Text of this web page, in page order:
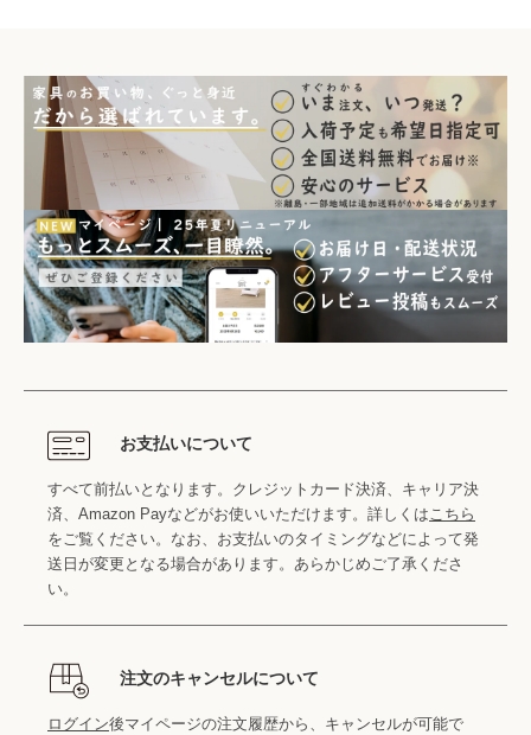
お支払いについて
すべて前払いとなります。クレジットカード決済、キャリア決
済、Amazon Payなどがお使いいただけます。詳しくはこちら
をご覧ください。なお、お支払いのタイミングなどによって発
送日が変更となる場合があります。あらかじめご了承くださ
い。
注文のキャンセルについて
ログイン後マイページの注文履歴から、キャンセルが可能で